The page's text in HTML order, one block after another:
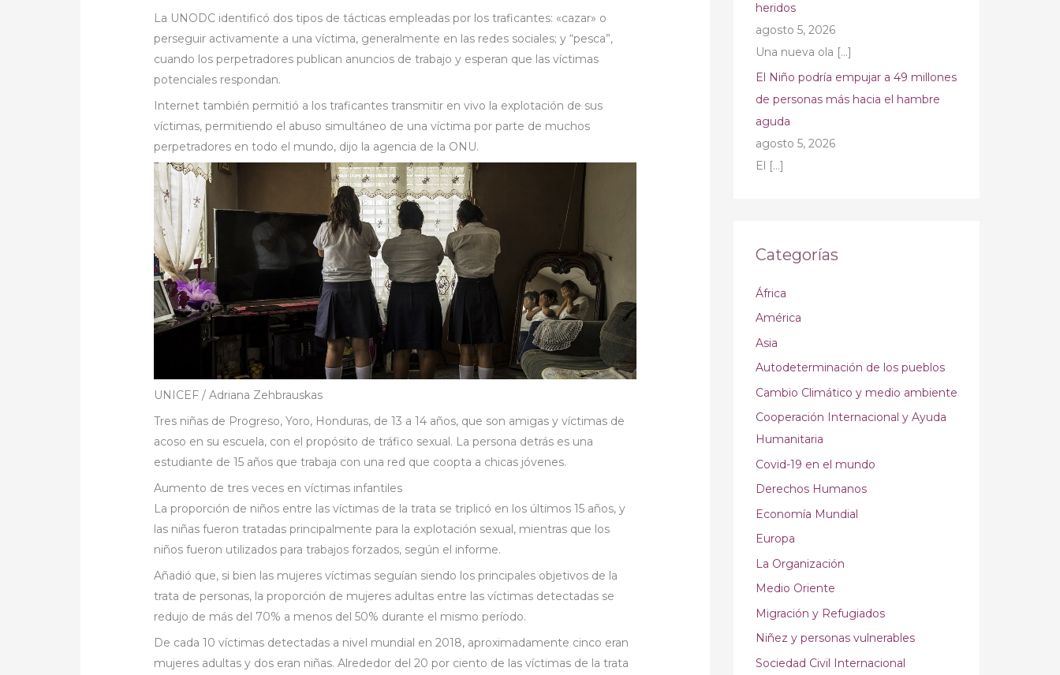
La UNODC identificó dos tipos de tácticas empleadas por los traficantes: «cazar» o
perseguir activamente a una víctima, generalmente en las redes sociales; y “pesca”,
cuando los perpetradores publican anuncios de trabajo y esperan que las víctimas
potenciales respondan.
Internet también permitió a los traficantes transmitir en vivo la explotación de sus
víctimas, permitiendo el abuso simultáneo de una víctima por parte de muchos
perpetradores en todo el mundo, dijo la agencia de la ONU.
UNICEF / Adriana Zehbrauskas
Tres niñas de Progreso, Yoro, Honduras, de 13 a 14 años, que son amigas y víctimas de
acoso en su escuela, con el propósito de tráfico sexual. La persona detrás es una
estudiante de 15 años que trabaja con una red que coopta a chicas jóvenes.
Aumento de tres veces en víctimas infantiles
La proporción de niños entre las víctimas de la trata se triplicó en los últimos 15 años, y
las niñas fueron tratadas principalmente para la explotación sexual, mientras que los
niños fueron utilizados para trabajos forzados, según el informe.
Añadió que, si bien las mujeres víctimas seguían siendo los principales objetivos de la
trata de personas, la proporción de mujeres adultas entre las víctimas detectadas se
redujo de más del 70% a menos del 50% durante el mismo período.
De cada 10 víctimas detectadas a nivel mundial en 2018, aproximadamente cinco eran
mujeres adultas y dos eran niñas. Alrededor del 20 por ciento de las víctimas de la trata
heridos
agosto 5, 2026
Una nueva ola […]
El Niño podría empujar a 49 millones
de personas más hacia el hambre
aguda
agosto 5, 2026
El […]
Categorías
África
América
Asia
Autodeterminación de los pueblos
Cambio Climático y medio ambiente
Cooperación Internacional y Ayuda
Humanitaria
Covid-19 en el mundo
Derechos Humanos
Economía Mundial
Europa
La Organización
Medio Oriente
Migración y Refugiados
Niñez y personas vulnerables
Sociedad Civil Internacional